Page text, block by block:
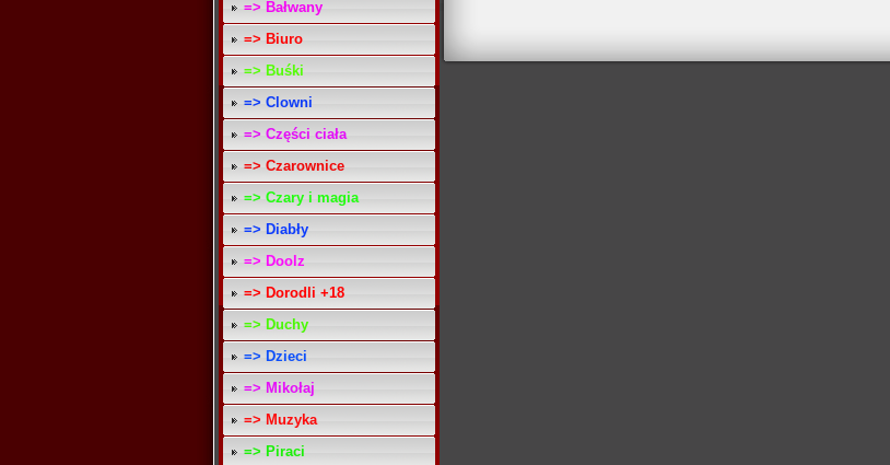
=> Bałwany
=> Biuro
=> Buśki
=> Clowni
=> Części ciała
=> Czarownice
=> Czary i magia
=> Diabły
=> Doolz
=> Dorodli +18
=> Duchy
=> Dzieci
=> Mikołaj
=> Muzyka
=> Piraci